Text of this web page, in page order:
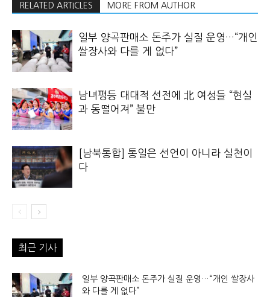
RELATED ARTICLES MORE FROM AUTHOR
일부 양곡판매소 돈주가 실질 운영…“개인
쌀장사와 다를 게 없다”
남녀평등 대대적 선전에 北 여성들 “현실
과 동떨어져” 불만
[남북통합] 통일은 선언이 아니라 실천이
다
최근 기사
일부 양곡판매소 돈주가 실질 운영…“개인 쌀장사
와 다를 게 없다”